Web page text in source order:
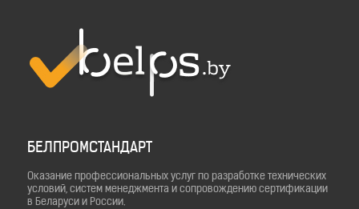
БЕЛПРОМСТАНДАРТ
Оказание профессиональных услуг по разработке технических
условий, систем менеджмента и сопровождению сертификации
в Беларуси и России.